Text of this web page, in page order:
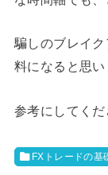
騙しのブレイ
料になると思い
参考にしてくだ
FXトレードの基